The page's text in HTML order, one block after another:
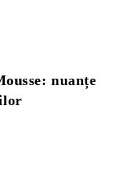
nuanțe